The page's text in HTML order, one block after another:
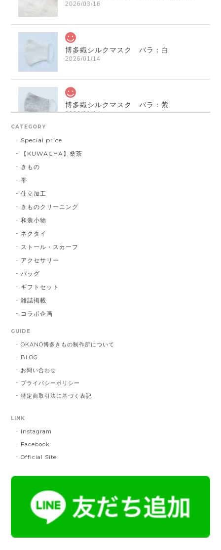
2026/03/16
博多織シルクマスク バラ：白
2026/01/14
博多織シルクマスク バラ：紫
2026/01/14
2025/05/26
2024/11/30
帯締 二分紐：鼡
NN：鼡
CATEGORY
Special price
【KUWACHA】桑茶
きもの
帯
仕立加工
きものクリーニング
和装小物
ネクタイ
ストール・スカーフ
アクセサリー
バッグ
ギフトセット
雑誌掲載
コラボ企画
GUIDE
OKANO博多きもの制作所について
BLOG
お問い合わせ
プライバシーポリシー
特定商取引法に基づく表記
LINK
Instagram
Facebook
Official Site